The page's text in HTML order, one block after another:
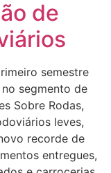
de
semestre
segmento de
Sobre Rodas,
leves,
recorde de
entregues,